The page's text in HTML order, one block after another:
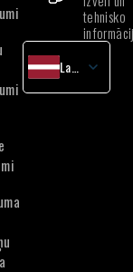
tehnisko
English